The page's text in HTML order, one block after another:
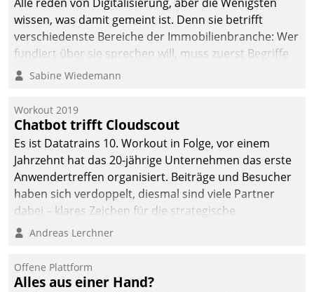
wissen, was damit gemeint ist. Denn sie betrifft
verschiedenste Bereiche der Immobilienbranche: Wer
fundiert über sie sprechen will, muss zuerst Begriffe
klären. Ein Aspekt ist die betriebliche Optimierung:
Einsparungen durch optimierte und automatisierte
Prozesse. Doch man darf nicht zu viel erwarten: Allein
mit der Einführung einer neuen Software ist es nicht
getan. Die Digitalisierung erfordert von Unternehmen
die Bereitschaft, sich zu überprüfen, zu hinterfragen
und zu verändern.
Sabine Wiedemann
Workout 2019
Chatbot trifft Cloudscout
Es ist Datatrains 10. Workout in Folge, vor einem
Jahrzehnt hat das 20-jährige Unternehmen das erste
Anwendertreffen organisiert. Beiträge und Besucher
haben sich verdoppelt, diesmal sind viele Partner
dabei – klares Zeichen für die strategische
Fokussierung auf den Kunden.
Andreas Lerchner
Offene Plattform
Alles aus einer Hand?